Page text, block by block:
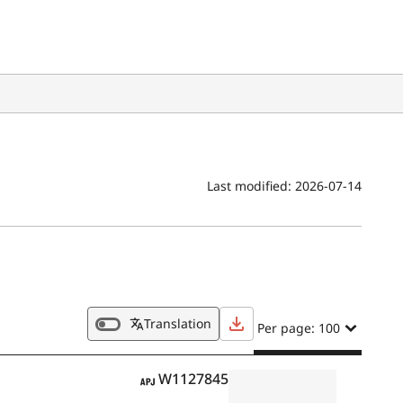
Last modified:2026-07-14
Translation Per page: 100
APJ
W1127845